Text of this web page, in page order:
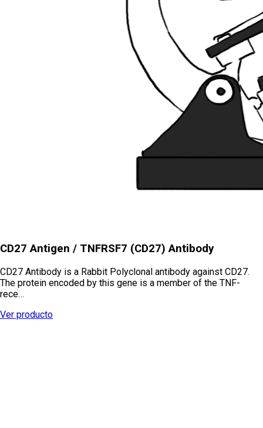
CD27 Antigen / TNFRSF7 (CD27) Antibody
CD27 Antibody is a Rabbit Polyclonal antibody against CD27.
The protein encoded by this gene is a member of the TNF-
rece…
Ver producto